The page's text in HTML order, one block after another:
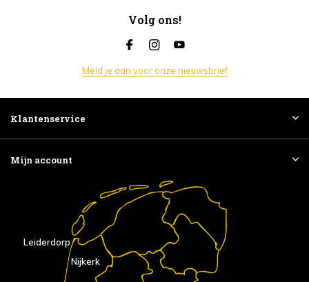
Volg ons!
Meld je aan voor onze nieuwsbrief
Klantenservice
Mijn account
Nijkerk
Leiderdorp